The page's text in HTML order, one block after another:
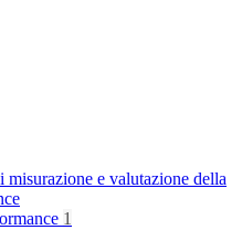
misurazione e valutazione della
1